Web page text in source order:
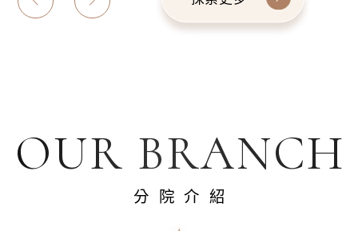
OUR BRANCH
分院介紹